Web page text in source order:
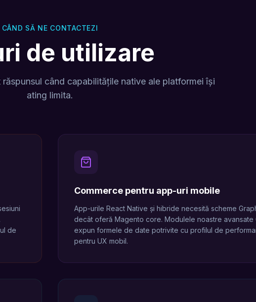
CÂND SĂ NE CONTACTEZI
de utilizare
când capabilitățile native ale platformei își
ating limita.
de
Commerce pentru app-uri mobile
App-urile React Native și hibride necesită scheme
decât oferă Magento core. Modulele noastre avansate
expun formele de date potrivite cu profilul de
pentru UX mobil.